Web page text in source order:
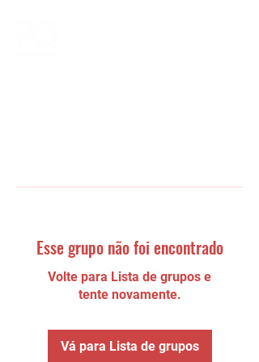
Esse grupo não foi encontrado
Volte para Lista de grupos e
tente novamente.
Vá para Lista de grupos